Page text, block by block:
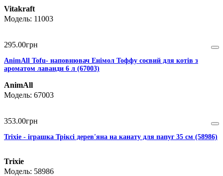
Vitakraft
11003
295.00грн
AnimAll Тоfu- наповнювач Енімол Тоффу соєвий для котів з
ароматом лаванди 6 л (67003)
AnimAll
67003
353.00грн
Trixie - іграшка Тріксі дерев'яна на канату для папуг 35 см (58986)
Trixie
58986